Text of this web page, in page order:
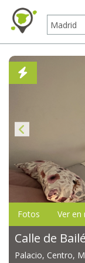
Fotos Ver en
Calle de
Palacio, Centro,